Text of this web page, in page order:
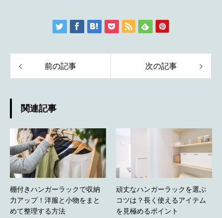
前の記事 次の記事
関連記事
棚付きハンガーラックで収納
力アップ！洋服と小物をまと
めて整理する方法
頑丈なハンガーラックを選ぶ
コツは？長く使えるアイテム
を見極めるポイント